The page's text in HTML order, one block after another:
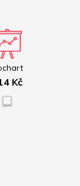
Kč